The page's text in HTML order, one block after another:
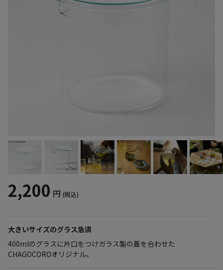
大きいサイズのグラス急須
400mlのグラスに片口をつけガラス製の蓋を合わせた
CHAGOCOROオリジナル。
2,200 円 (税込)